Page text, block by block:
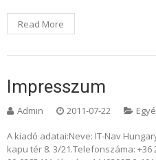
Read More
Impresszum
Admin 2011-07-22
A kiadó adatai:Neve: IT-Nav
kapu tér 8. 3/21.Telefonszáma: +36